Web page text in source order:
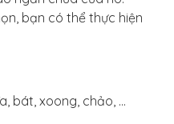
bạn có thể thực hiện
bát, xoong, chảo, …